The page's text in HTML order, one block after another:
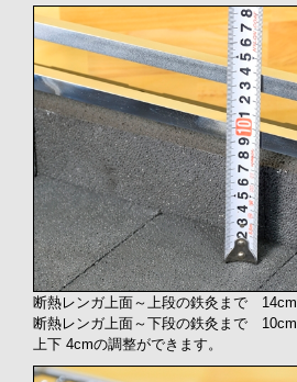
断熱レンガ上面～上段の鉄灸まで 14cm
断熱レンガ上面～下段の鉄灸まで 10cm
上下 4cmの調整ができます。